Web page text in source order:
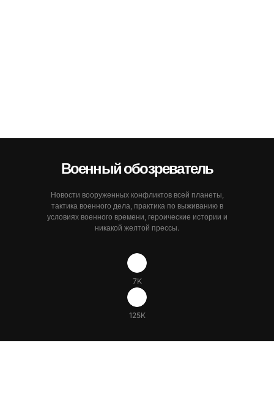
Военный обозреватель
Новости вооруженных конфликтов всей планеты,
тактика военного дела, практика по выживанию в
условиях военного времени, героические истории и
никакой желтой прессы.
7K
125K